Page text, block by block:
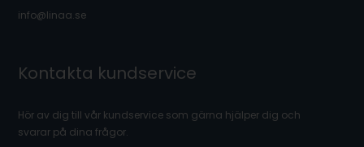
info@linaa.se
Kontakta kundservice
Hör av dig till vår kundservice som gärna hjälper dig och
svarar på dina frågor.